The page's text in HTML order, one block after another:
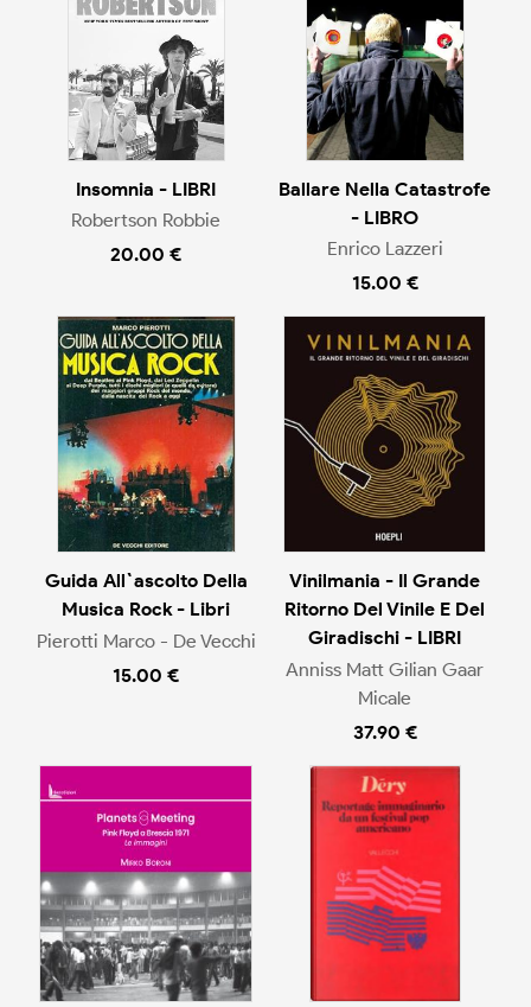
Insomnia - LIBRI
Robertson Robbie
20.00 €
Ballare Nella Catastrofe
- LIBRO
Enrico Lazzeri
15.00 €
Guida All`ascolto Della
Musica Rock - Libri
Pierotti Marco - De Vecchi
15.00 €
Vinilmania - Il Grande
Ritorno Del Vinile E Del
Giradischi - LIBRI
Anniss Matt Gilian Gaar
Micale
37.90 €